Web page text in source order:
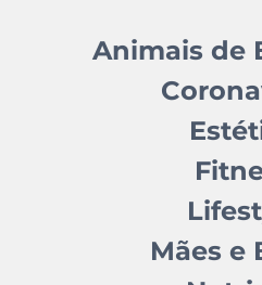
Animais de
Mães e